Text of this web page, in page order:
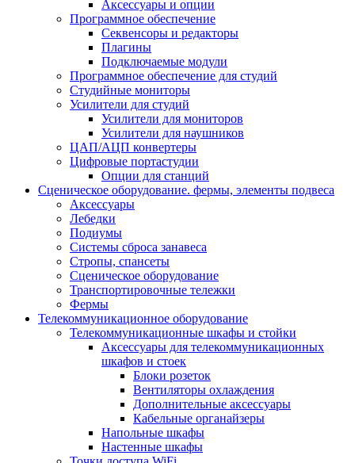
Аксессуары и опции
Программное обеспечение
Cеквенсоры и редакторы
Плагины
Подключаемые модули
Программное обеспечение для студий
Студийные мониторы
Усилители для студий
Усилители для мониторов
Усилители для наушников
ЦАП/АЦП конвертеры
Цифровые портастудии
Опции для станций
Сценическое оборудование. фермы, элементы подвеса
Аксессуары
Лебедки
Подиумы
Системы сброса занавеса
Стропы, спансеты
Сценическое оборудование
Транспортировочные тележки
Фермы
Телекоммуникационное оборудование
Телекоммуникационные шкафы и стойки
Аксессуары для телекоммуникационных
шкафов и стоек
Блоки розеток
Вентиляторы охлаждения
Дополнительные аксессуары
Кабельные органайзеры
Напольные шкафы
Настенные шкафы